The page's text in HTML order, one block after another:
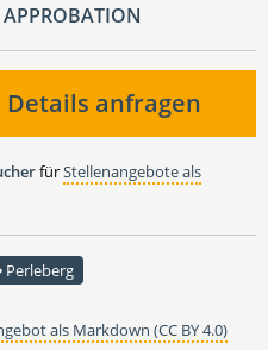
Details anfragen
fürStellenangebote als
Perleberg
als Markdown (CC BY 4.0)